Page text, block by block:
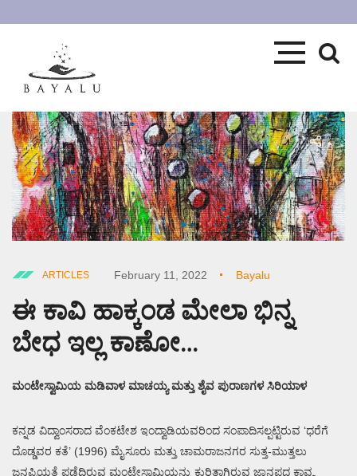
ARTICLES February 11, 2022 Bayalu
ಈ ಕಾವಿ ಹಾಕ್ಕಂಡ ಮೇಲಾ ಭಿನ್ನ
ಬೇಧ ಇಲ್ಲ ಕಾಣೋ…
ಮಂಟೇಸ್ವಾಮಿಯ ಮಡಿವಾಳ ಮಾಚಯ್ಯ ಮತ್ತು ಶೈವ ಪುರಾಣಗಳ ಸಿರಿಯಾಳ
ಕನ್ನಡ ವಿದ್ವಾಂಸರಾದ ವೆಂಕಟೇಶ ಇಂದ್ವಾಡಿಯವರಿಂದ ಸಂಪಾದಿಸಲ್ಪಟ್ಟಿರುವ ‘ಧರೆಗೆ
ದೊಡ್ಡವರ ಕತೆ’ (1996) ಮೈಸೂರು ಮತ್ತು ಚಾಮರಾಜನಗರ ಸುತ್ತ-ಮುತ್ತಲು
ಜನಪ್ರಿಯತೆ ಪಡೆದಿರುವ ಮಂಟೇಸ್ವಾಮಿಯನ್ನು ಕುರಿತಾಗಿರುವ ಜಾನಪದ ಕಾವ್ಯ.